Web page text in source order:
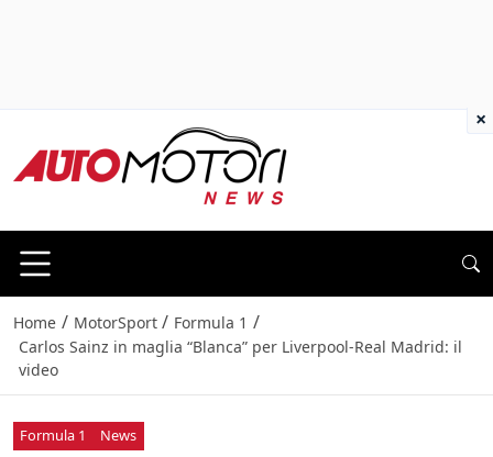
Home / MotorSport / Formula 1 /
Carlos Sainz in maglia “Blanca” per Liverpool-Real Madrid: il
video
Formula 1 News
×